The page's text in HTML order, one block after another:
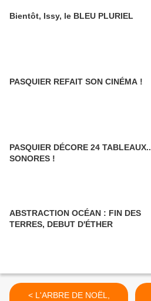
Bientôt, Issy, le BLEU PLURIEL
PASQUIER REFAIT SON CINÉMA !
PASQUIER DÉCORE 24
SONORES !
ABSTRACTION OCÉAN : FIN DES
TERRES, DEBUT D'ÉTHER
< L'ARBRE DE NOËL,